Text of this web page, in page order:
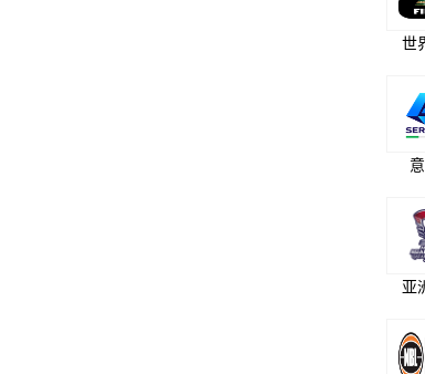
世
亚